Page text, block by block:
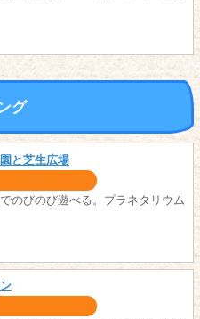
グ
と芝生広場
のびのび遊べる。プラネタリウム